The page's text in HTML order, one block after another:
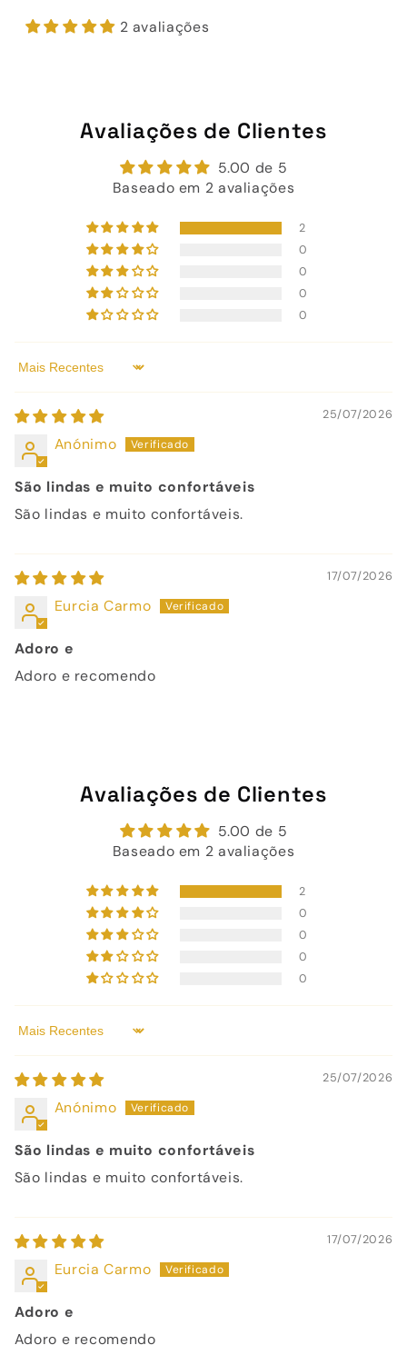
2 avaliações
Avaliações de Clientes
5.00 de 5
Baseado em 2 avaliações
2
0
0
0
0
Sort by
25/07/2026
Anónimo
São lindas e muito confortáveis
São lindas e muito confortáveis.
17/07/2026
Eurcia Carmo
Adoro e
Adoro e recomendo
Avaliações de Clientes
5.00 de 5
Baseado em 2 avaliações
2
0
0
0
0
Sort by
25/07/2026
Anónimo
São lindas e muito confortáveis
São lindas e muito confortáveis.
17/07/2026
Eurcia Carmo
Adoro e
Adoro e recomendo